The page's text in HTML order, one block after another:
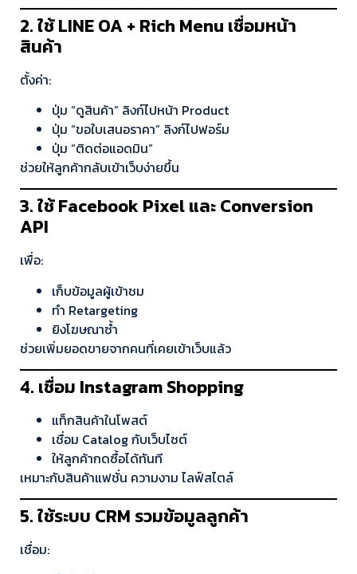
2. ใช้ LINE OA + Rich Menu เชื่อมหน้า
สินค้า
ตั้งค่า:
ปุ่ม “ดูสินค้า” ลิงก์ไปหน้า Product
ปุ่ม “ขอใบเสนอราคา” ลิงก์ไปฟอร์ม
ปุ่ม “ติดต่อแอดมิน”
ช่วยให้ลูกค้ากลับเข้าเว็บง่ายขึ้น
3. ใช้ Facebook Pixel และ Conversion
API
เพื่อ:
เก็บข้อมูลผู้เข้าชม
ทำ Retargeting
ยิงโฆษณาซ้ำ
ช่วยเพิ่มยอดขายจากคนที่เคยเข้าเว็บแล้ว
4. เชื่อม Instagram Shopping
แท็กสินค้าในโพสต์
เชื่อม Catalog กับเว็บไซต์
ให้ลูกค้ากดซื้อได้ทันที
เหมาะกับสินค้าแฟชั่น ความงาม ไลฟ์สไตล์
5. ใช้ระบบ CRM รวมข้อมูลลูกค้า
เชื่อม: